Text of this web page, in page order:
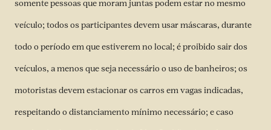
somente pessoas que moram juntas podem estar no mesmo
veículo; todos os participantes devem usar máscaras, durante
todo o período em que estiverem no local; é proibido sair dos
veículos, a menos que seja necessário o uso de banheiros; os
motoristas devem estacionar os carros em vagas indicadas,
respeitando o distanciamento mínimo necessário; e caso